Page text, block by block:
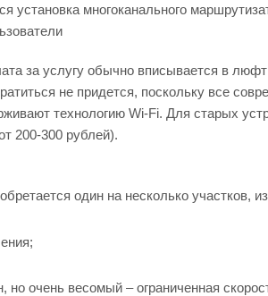
установка многоканального
за услугу обычно вписывается в
не придется, поскольку все
технологию Wi-Fi. Для старых
от 200-300 рублей).
один на несколько участков,
но очень весомый – ограниченная